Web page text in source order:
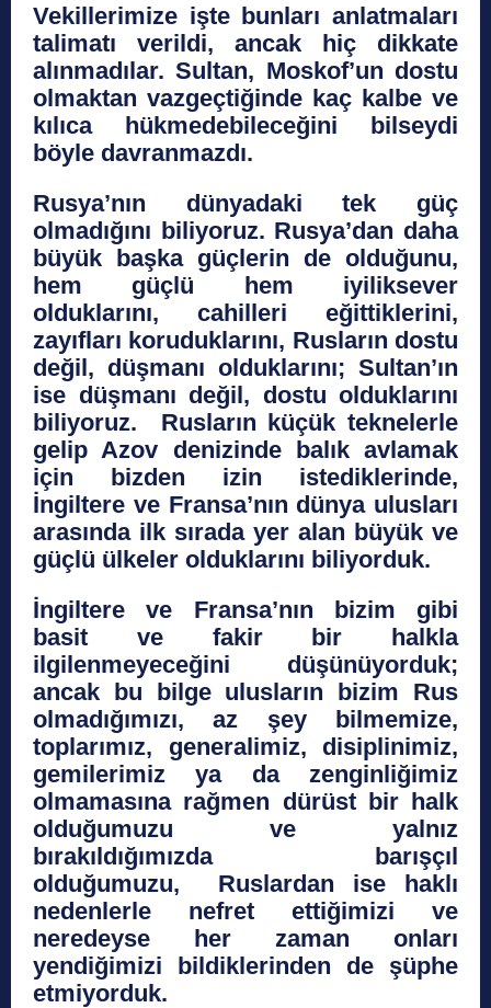
Vekillerimize işte bunları anlatmaları
talimatı verildi, ancak hiç dikkate
alınmadılar. Sultan, Moskof’un dostu
olmaktan vazgeçtiğinde kaç kalbe ve
kılıca hükmedebileceğini bilseydi
böyle davranmazdı.
Rusya’nın dünyadaki tek güç
olmadığını biliyoruz. Rusya’dan daha
büyük başka güçlerin de olduğunu,
hem güçlü hem iyiliksever
olduklarını, cahilleri eğittiklerini,
zayıfları koruduklarını, Rusların dostu
değil, düşmanı olduklarını; Sultan’ın
ise düşmanı değil, dostu olduklarını
biliyoruz. Rusların küçük teknelerle
gelip Azov denizinde balık avlamak
için bizden izin istediklerinde,
İngiltere ve Fransa’nın dünya ulusları
arasında ilk sırada yer alan büyük ve
güçlü ülkeler olduklarını biliyorduk.
İngiltere ve Fransa’nın bizim gibi
basit ve fakir bir halkla
ilgilenmeyeceğini düşünüyorduk;
ancak bu bilge ulusların bizim Rus
olmadığımızı, az şey bilmemize,
toplarımız, generalimiz, disiplinimiz,
gemilerimiz ya da zenginliğimiz
olmamasına rağmen dürüst bir halk
olduğumuzu ve yalnız
bırakıldığımızda barışçıl
olduğumuzu, Ruslardan ise haklı
nedenlerle nefret ettiğimizi ve
neredeyse her zaman onları
yendiğimizi bildiklerinden de şüphe
etmiyorduk.